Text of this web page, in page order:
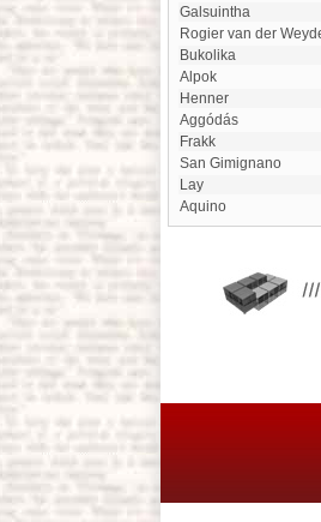
Galsuintha
Rogier van der
bukolika
Alpok
Henner
Aggódás
frakk
San Gimignano
lay
Aquino